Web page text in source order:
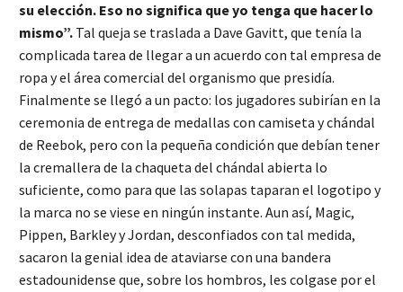
su elección. Eso no significa que yo tenga que hacer lo
mismo”. Tal queja se traslada a Dave Gavitt, que tenía la
complicada tarea de llegar a un acuerdo con tal empresa de
ropa y el área comercial del organismo que presidía.
Finalmente se llegó a un pacto: los jugadores subirían en la
ceremonia de entrega de medallas con camiseta y chándal
de Reebok, pero con la pequeña condición que debían tener
la cremallera de la chaqueta del chándal abierta lo
suficiente, como para que las solapas taparan el logotipo y
la marca no se viese en ningún instante. Aun así, Magic,
Pippen, Barkley y Jordan, desconfiados con tal medida,
sacaron la genial idea de ataviarse con una bandera
estadounidense que, sobre los hombros, les colgase por el